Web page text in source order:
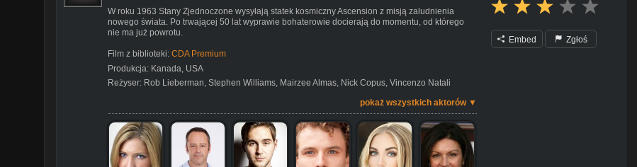
W roku 1963 Stany Zjednoczone wysyłają statek kosmiczny Ascension z misją zaludnienia
nowego świata. Po trwającej 50 lat wyprawie bohaterowie docierają do momentu, od którego
nie ma już powrotu.
Film z biblioteki: CDA Premium
Produkcja: Kanada, USA
Reżyser: Rob Lieberman, Stephen Williams, Mairzee Almas, Nick Copus, Vincenzo Natali
pokaż wszystkich aktorów ▼
Embed Zgłoś